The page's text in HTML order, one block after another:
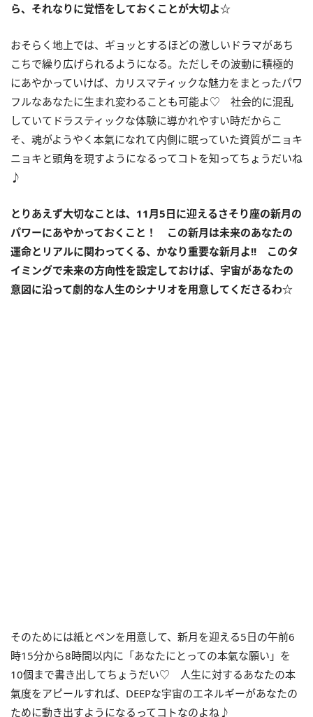
ら、それなりに覚悟をしておくことが大切よ☆
おそらく地上では、ギョッとするほどの激しいドラマがあち
こちで繰り広げられるようになる。ただしその波動に積極的
にあやかっていけば、カリスマティックな魅力をまとったパワ
フルなあなたに生まれ変わることも可能よ♡ 社会的に混乱
していてドラスティックな体験に導かれやすい時だからこ
そ、魂がようやく本氣になれて内側に眠っていた資質がニョキ
ニョキと頭角を現すようになるってコトを知ってちょうだいね
♪
とりあえず大切なことは、 11月5日に迎えるさそり座の新月の
パワーにあやかっておくこと！ この新月は未来のあなたの
運命とリアルに関わってくる、かなり重要な新月よ!! このタ
イミングで未来の方向性を設定しておけば、宇宙があなたの
意図に沿って劇的な人生のシナリオを用意してくださるわ☆
そのためには紙とペンを用意して、新月を迎える5日の午前6
時15分から8時間以内に「あなたにとっての本氣な願い」を
10個まで書き出してちょうだい♡ 人生に対するあなたの本
氣度をアピールすれば、DEEPな宇宙のエネルギーがあなたの
ために動き出すようになるってコトなのよね♪